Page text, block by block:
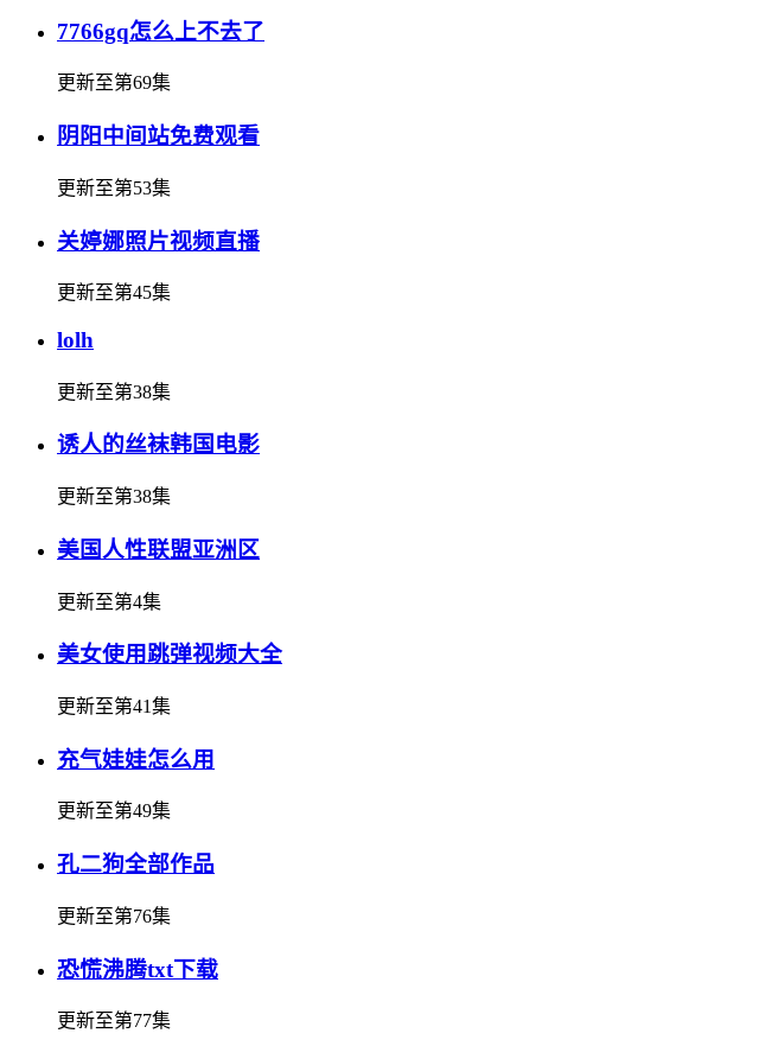
7766gq怎么上不去了
更新至第69集
阴阳中间站免费观看
更新至第53集
关婷娜照片视频直播
更新至第45集
lolh
更新至第38集
诱人的丝袜韩国电影
更新至第38集
美国人性联盟亚洲区
更新至第4集
美女使用跳弹视频大全
更新至第41集
充气娃娃怎么用
更新至第49集
孔二狗全部作品
更新至第76集
恐慌沸腾txt下载
更新至第77集